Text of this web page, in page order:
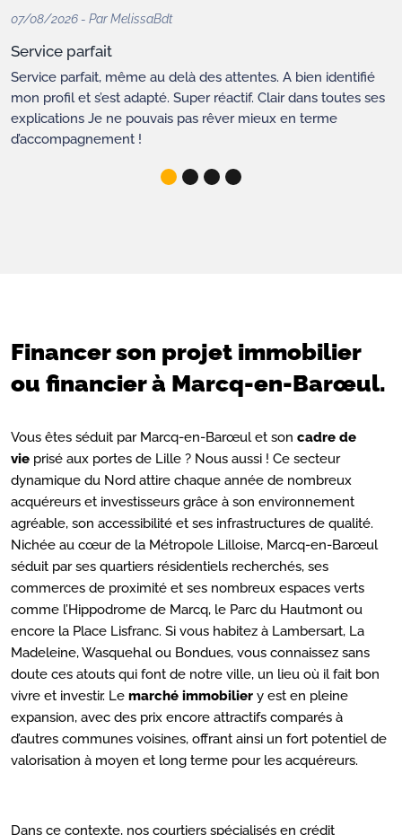
07/08/2026 - Par MelissaBdt
Service parfait
Service parfait, même au delà des attentes. A bien identifié
mon profil et s’est adapté. Super réactif. Clair dans toutes ses
explications Je ne pouvais pas rêver mieux en terme
d’accompagnement !
Financer son projet immobilier
ou financier à Marcq-en-Barœul.
Vous êtes séduit par Marcq-en-Barœul et son cadre de
vie prisé aux portes de Lille ? Nous aussi ! Ce secteur
dynamique du Nord attire chaque année de nombreux
acquéreurs et investisseurs grâce à son environnement
agréable, son accessibilité et ses infrastructures de qualité.
Nichée au cœur de la Métropole Lilloise, Marcq-en-Barœul
séduit par ses quartiers résidentiels recherchés, ses
commerces de proximité et ses nombreux espaces verts
comme l’Hippodrome de Marcq, le Parc du Hautmont ou
encore la Place Lisfranc. Si vous habitez à Lambersart, La
Madeleine, Wasquehal ou Bondues, vous connaissez sans
doute ces atouts qui font de notre ville, un lieu où il fait bon
vivre et investir. Le marché immobilier y est en pleine
expansion, avec des prix encore attractifs comparés à
d’autres communes voisines, offrant ainsi un fort potentiel de
valorisation à moyen et long terme pour les acquéreurs.
Dans ce contexte, nos courtiers spécialisés en crédit